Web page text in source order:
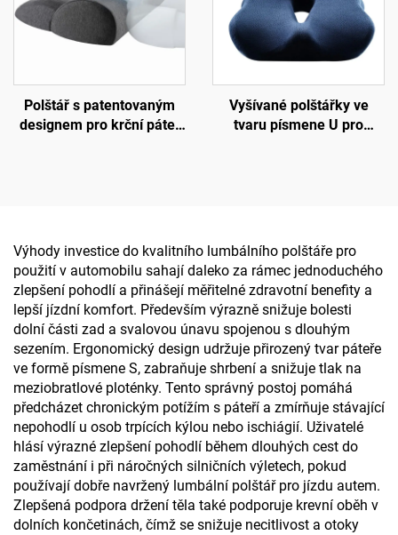
Polštář s patentovaným
designem pro krční páteř
Vyšívané polštářky ve
tvaru písmene U pro
Výhody investice do kvalitního lumbálního polštáře pro
použití v automobilu sahají daleko za rámec jednoduchého
zlepšení pohodlí a přinášejí měřitelné zdravotní benefity a
lepší jízdní komfort. Především výrazně snižuje bolesti
dolní části zad a svalovou únavu spojenou s dlouhým
sezením. Ergonomický design udržuje přirozený tvar páteře
ve formě písmene S, zabraňuje shrbení a snižuje tlak na
meziobratlové ploténky. Tento správný postoj pomáhá
předcházet chronickým potížím s páteří a zmírňuje stávající
nepohodlí u osob trpících kýlou nebo ischiágií. Uživatelé
hlásí výrazné zlepšení pohodlí během dlouhých cest do
zaměstnání i při náročných silničních výletech, pokud
používají dobře navržený lumbální polštář pro jízdu autem.
Zlepšená podpora držení těla také podporuje krevní oběh v
dolních končetinách, čímž se snižuje necitlivost a otoky